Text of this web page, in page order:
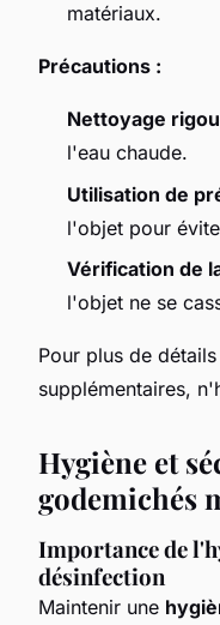
matériaux.
Précautions :
Nettoyage
l'eau chaude.
Utilisation de
l'objet pour
Vérification de
l'objet ne se
Pour plus de
supplémentaires,
Hygiène et
godemichés
Importance de
désinfection
Maintenir une